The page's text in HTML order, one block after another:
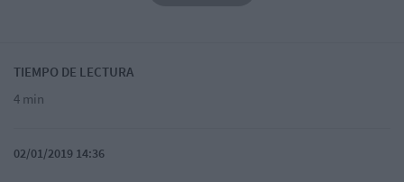
TIEMPO DE LECTURA
4 min
02/01/2019 14:36